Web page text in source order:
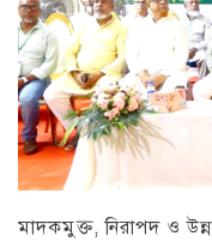
মাদকমুক্ত, নিরাপদ ও